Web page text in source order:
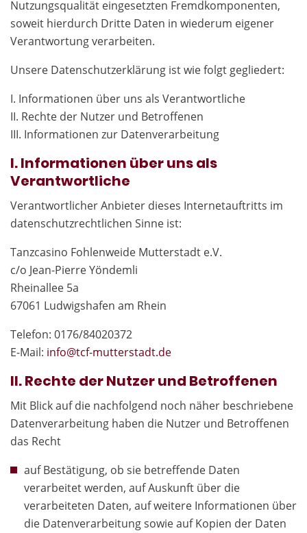
Nutzungsqualität eingesetzten Fremdkomponenten,
soweit hierdurch Dritte Daten in wiederum eigener
Verantwortung verarbeiten.
Unsere Datenschutzerklärung ist wie folgt gegliedert:
I. Informationen über uns als Verantwortliche
II. Rechte der Nutzer und Betroffenen
III. Informationen zur Datenverarbeitung
I. Informationen über uns als
Verantwortliche
Verantwortlicher Anbieter dieses Internetauftritts im
datenschutzrechtlichen Sinne ist:
Tanzcasino Fohlenweide Mutterstadt e.V.
c/o Jean-Pierre Yöndemli
Rheinallee 5a
67061 Ludwigshafen am Rhein
Telefon: 0176/84020372
E-Mail: info@tcf-mutterstadt.de
II. Rechte der Nutzer und Betroffenen
Mit Blick auf die nachfolgend noch näher beschriebene
Datenverarbeitung haben die Nutzer und Betroffenen
das Recht
auf Bestätigung, ob sie betreffende Daten
verarbeitet werden, auf Auskunft über die
verarbeiteten Daten, auf weitere Informationen über
die Datenverarbeitung sowie auf Kopien der Daten